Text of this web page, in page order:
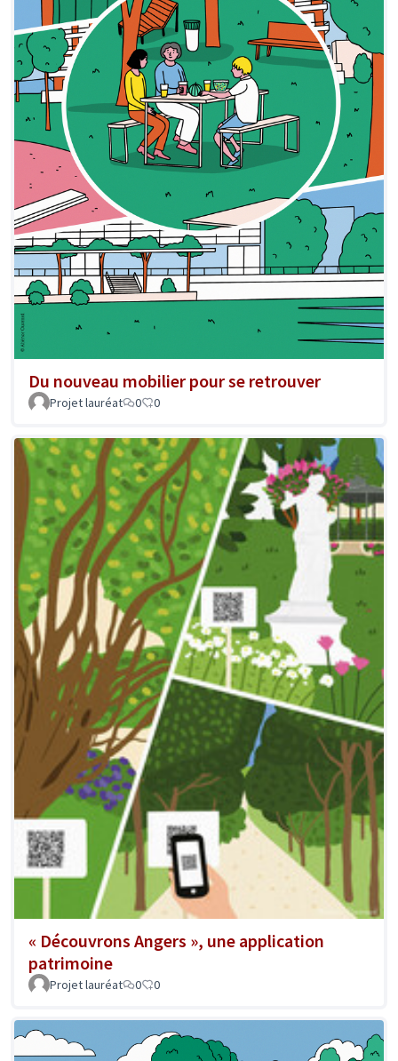
Du nouveau mobilier pour se retrouver
Projet lauréat 0 0
« Découvrons Angers », une application
patrimoine
Projet lauréat 0 0